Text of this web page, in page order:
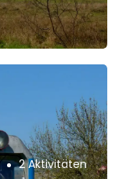
2 Aktivitäten